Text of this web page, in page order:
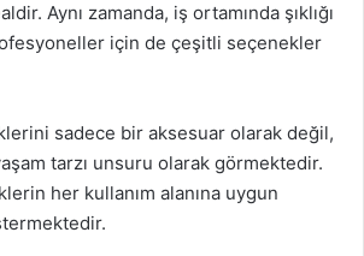
Aynı zamanda, iş ortamında şıklığı
için de çeşitli seçenekler
sadece bir aksesuar olarak değil,
tarzı unsuru olarak görmektedir.
her kullanım alanına uygun